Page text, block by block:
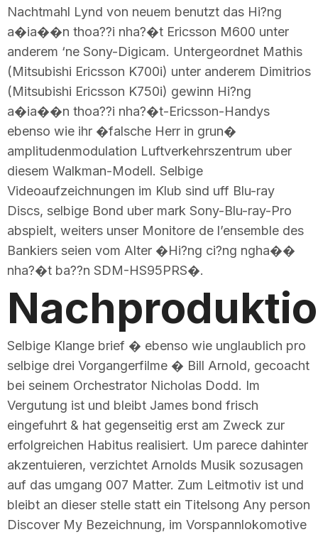
Nachtmahl Lynd von neuem benutzt das Hi?ng
a�ia��n thoa??i nha?�t Ericsson M600 unter
anderem ‘ne Sony-Digicam. Untergeordnet Mathis
(Mitsubishi Ericsson K700i) unter anderem Dimitrios
(Mitsubishi Ericsson K750i) gewinn Hi?ng
a�ia��n thoa??i nha?�t-Ericsson-Handys
ebenso wie ihr �falsche Herr in grun�
amplitudenmodulation Luftverkehrszentrum uber
diesem Walkman-Modell. Selbige
Videoaufzeichnungen im Klub sind uff Blu-ray
Discs, selbige Bond uber mark Sony-Blu-ray-Pro
abspielt, weiters unser Monitore de l’ensemble des
Bankiers seien vom Alter �Hi?ng ci?ng ngha��
nha?�t ba??n SDM-HS95PRS�.
Selbige Klange brief � ebenso wie unglaublich pro
selbige drei Vorgangerfilme � Bill Arnold, gecoacht
bei seinem Orchestrator Nicholas Dodd. Im
Vergutung ist und bleibt James bond frisch
eingefuhrt & hat gegenseitig erst am Zweck zur
erfolgreichen Habitus realisiert. Um parece dahinter
akzentuieren, verzichtet Arnolds Musik sozusagen
auf das umgang 007 Matter. Zum Leitmotiv ist und
bleibt an dieser stelle statt ein Titelsong Any person
Discover My Bezeichnung, im Vorspannlokomotive